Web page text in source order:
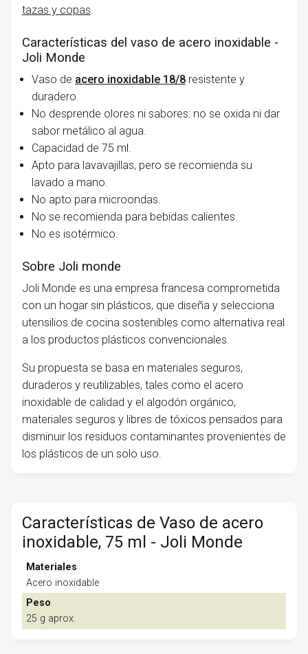
tazas y copas.
Características del vaso de acero inoxidable -
Joli Monde
Vaso de acero inoxidable 18/8resistente y
duradero.
No desprende olores ni sabores: no se oxida ni dar
sabor metálico al agua.
Capacidad de 75 ml.
Apto para lavavajillas, pero se recomienda su
lavado a mano.
No apto para microondas.
No se recomienda para bebidas calientes.
No es isotérmico.
Sobre Joli monde
Joli Monde es una empresa francesa comprometida
con un hogar sin plásticos, que diseña y selecciona
utensilios de cocina sostenibles como alternativa real
a los productos plásticos convencionales.
Su propuesta se basa en materiales seguros,
duraderos y reutilizables, tales como el acero
inoxidable de calidad y el algodón orgánico,
materiales seguros y libres de tóxicos pensados para
disminuir los residuos contaminantes provenientes de
los plásticos de un solo uso.
Características de Vaso de acero
inoxidable, 75 ml - Joli Monde
Materiales
Acero inoxidable
Peso
25 g aprox.